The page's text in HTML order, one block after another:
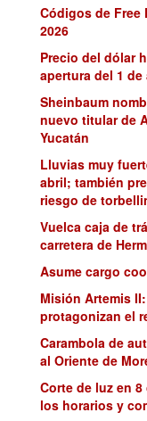
Códigos de Free
2026
Precio del dólar
apertura del 1 de
Sheinbaum
nuevo titular de
Yucatán
Lluvias muy
abril; también
riesgo de
Vuelca caja de
carretera de
Asume cargo
Misión Artemis
protagonizan el
Carambola de
al Oriente de
Corte de luz en 8
los horarios y